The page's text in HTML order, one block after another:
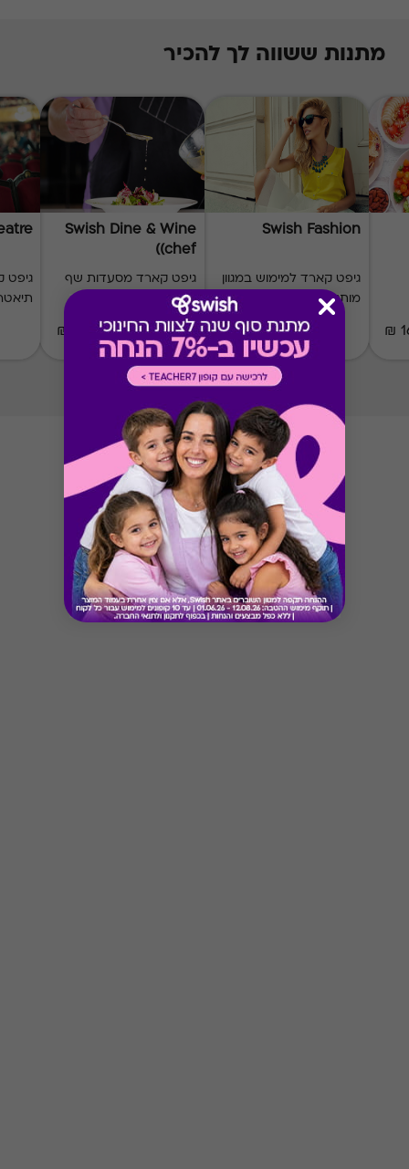
ניתן לממש את כל הסכום במקום אחד
מתנות ששווה לך להכיר
Swish Fashion
גיפט קארד למימוש במגוון
מותגי אופנה
₪20-₪500
Swish Dine & Wine
(chef)
גיפט קארד מסעדות שף
בפריסה ארצית
₪60-₪1000